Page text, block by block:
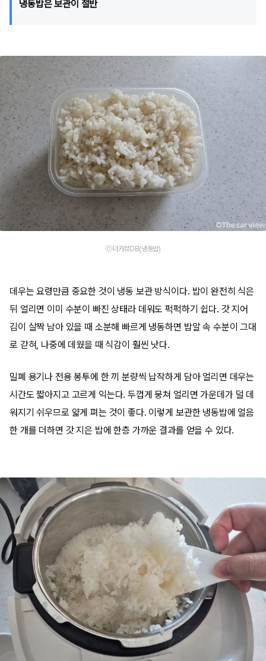
냉동밥은 보관이 절반
ⓒ더카뷰DB(냉동밥)
데우는 요령만큼 중요한 것이 냉동 보관 방식이다. 밥이 완전히 식은
뒤 얼리면 이미 수분이 빠진 상태라 데워도 퍽퍽하기 쉽다. 갓 지어
김이 살짝 남아 있을 때 소분해 빠르게 냉동하면 밥알 속 수분이 그대
로 갇혀, 나중에 데웠을 때 식감이 훨씬 낫다.
밀폐 용기나 전용 봉투에 한 끼 분량씩 납작하게 담아 얼리면 데우는
시간도 짧아지고 고르게 익는다. 두껍게 뭉쳐 얼리면 가운데가 덜 데
워지기 쉬우므로 얇게 펴는 것이 좋다. 이렇게 보관한 냉동밥에 얼음
한 개를 더하면 갓 지은 밥에 한층 가까운 결과를 얻을 수 있다.